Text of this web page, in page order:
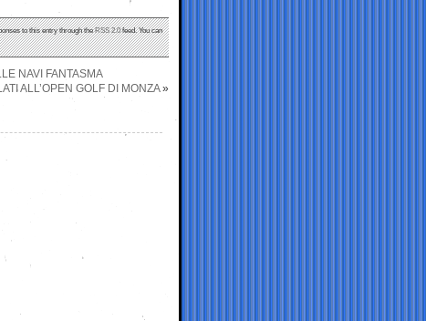
to this entry through theRSS 2.0feed. You can
NAVI FANTASMA
ALL’OPEN GOLF DI MONZA»